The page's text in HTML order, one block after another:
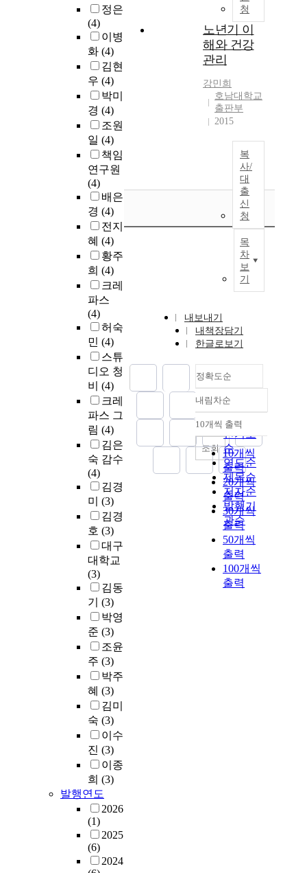
정은
(4)
이병
화 (4)
김현
우 (4)
박미
경 (4)
조원
일 (4)
책임
연구원
(4)
배은
경 (4)
전지
혜 (4)
황주
희 (4)
크레
파스
(4)
허숙
민 (4)
스튜
디오 청
비 (4)
크레
파스 그
림 (4)
김은
숙 감수
(4)
김경
미 (3)
김경
호 (3)
대구
대학교
(3)
김동
기 (3)
박영
준 (3)
조윤
주 (3)
박주
혜 (3)
김미
숙 (3)
이수
진 (3)
이종
희 (3)
발행연도
2026
(1)
2025
(6)
2024
청
노년기 이
해와 건강
관리
강민희
호남대학교
출판부
2015
복
사/
대
출
신
청
목
차
보
기
내보내기
내책장담기
한글로보기
정확도순
정확도
순
인기도
순
연도순
제목순
저자순
발행기
관순
내림차순
내림차순
10개씩 출력
10개씩
출력
20개씩
출력
30개씩
출력
50개씩
출력
100개씩
출력
조회